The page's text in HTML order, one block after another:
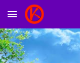
Skip to main content